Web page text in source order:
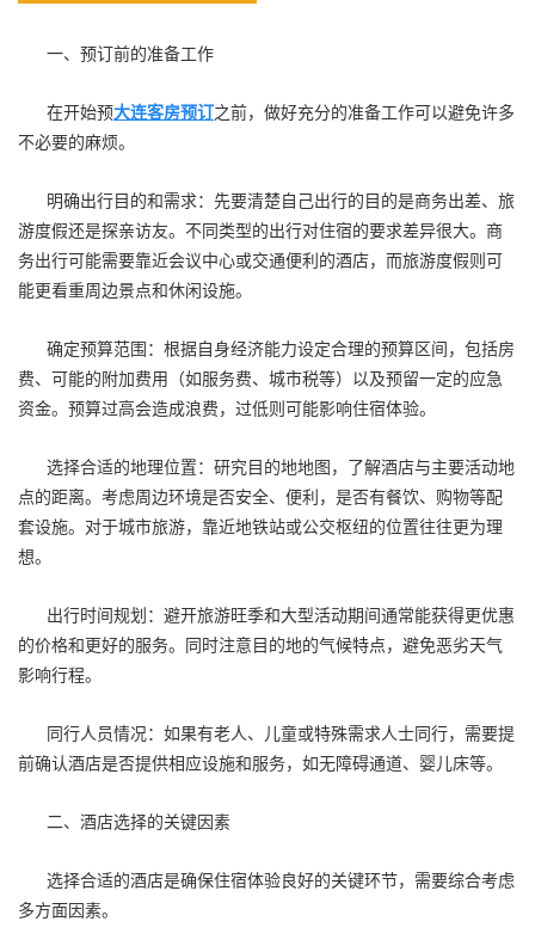
一、预订前的准备工作
在开始预大连客房预订之前，做好充分的准备工作可以避免许多
不必要的麻烦。
明确出行目的和需求：先要清楚自己出行的目的是商务出差、旅
游度假还是探亲访友。不同类型的出行对住宿的要求差异很大。商
务出行可能需要靠近会议中心或交通便利的酒店，而旅游度假则可
能更看重周边景点和休闲设施。
确定预算范围：根据自身经济能力设定合理的预算区间，包括房
费、可能的附加费用（如服务费、城市税等）以及预留一定的应急
资金。预算过高会造成浪费，过低则可能影响住宿体验。
选择合适的地理位置：研究目的地地图，了解酒店与主要活动地
点的距离。考虑周边环境是否安全、便利，是否有餐饮、购物等配
套设施。对于城市旅游，靠近地铁站或公交枢纽的位置往往更为理
想。
出行时间规划：避开旅游旺季和大型活动期间通常能获得更优惠
的价格和更好的服务。同时注意目的地的气候特点，避免恶劣天气
影响行程。
同行人员情况：如果有老人、儿童或特殊需求人士同行，需要提
前确认酒店是否提供相应设施和服务，如无障碍通道、婴儿床等。
二、酒店选择的关键因素
选择合适的酒店是确保住宿体验良好的关键环节，需要综合考虑
多方面因素。